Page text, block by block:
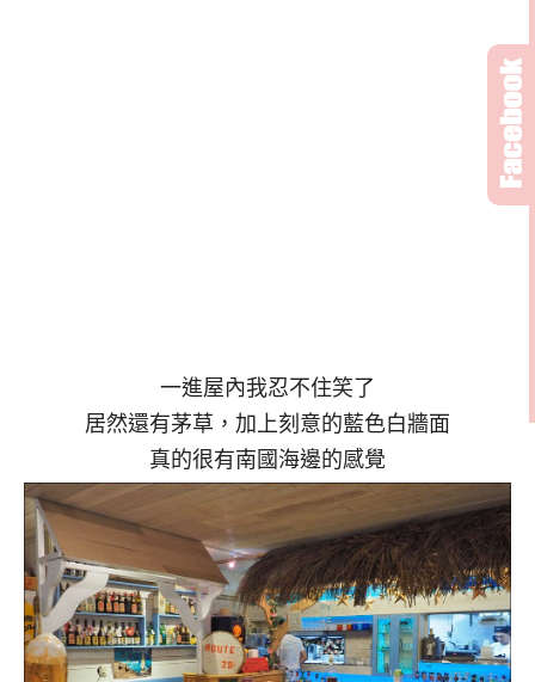
一進屋內我忍不住笑了
居然還有茅草，加上刻意的藍色白牆面
真的很有南國海邊的感覺